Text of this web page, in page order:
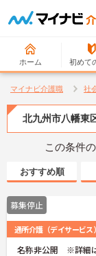
ホーム 初めて
マイナビ介護職 社
北九州市八幡東
この条件
おすすめ順
募集停止
通所介護（デイサービス）
名称非公開 ※詳細